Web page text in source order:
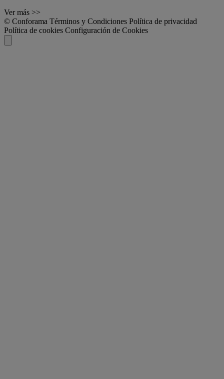
Ver más >>
© Conforama Términos y Condiciones Política de privacidad
Política de cookies Configuración de Cookies